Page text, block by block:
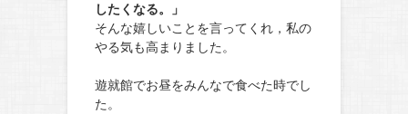
したくなる。」
そんな嬉しいことを言ってくれ，私の
やる気も高まりました。
遊就館でお昼をみんなで食べた時でし
た。